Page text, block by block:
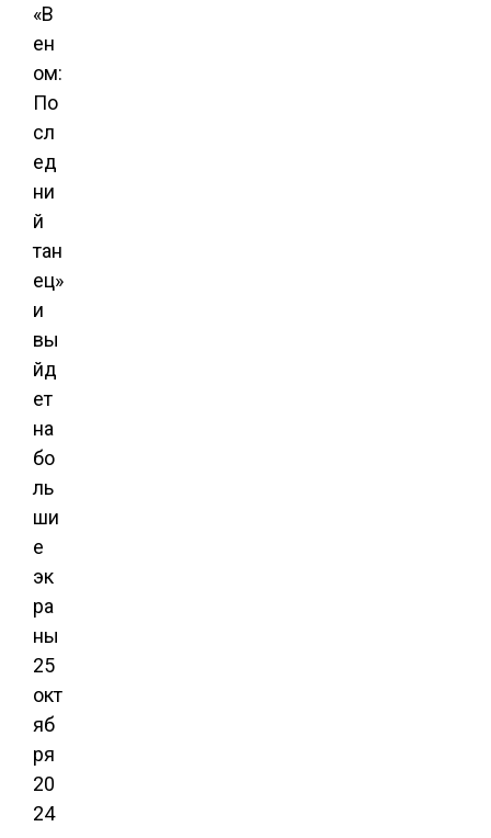
«В
ен
ом:
По
сл
ед
ни
й
тан
ец»
и
вы
йд
ет
на
бо
ль
ши
е
эк
ра
ны
25
окт
яб
ря
20
24